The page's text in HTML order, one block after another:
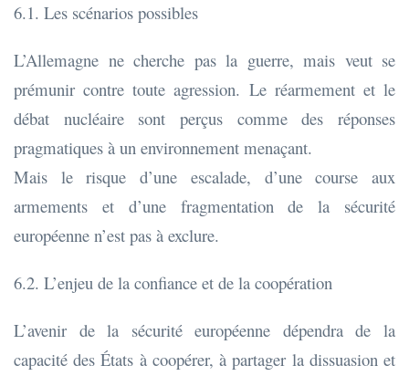
6.1. Les scénarios possibles
L’Allemagne ne cherche pas la guerre, mais veut se
prémunir contre toute agression. Le réarmement et le
débat nucléaire sont perçus comme des réponses
pragmatiques à un environnement menaçant.
Mais le risque d’une escalade, d’une course aux
armements et d’une fragmentation de la sécurité
européenne n’est pas à exclure.
6.2. L’enjeu de la confiance et de la coopération
L’avenir de la sécurité européenne dépendra de la
capacité des États à coopérer, à partager la dissuasion et